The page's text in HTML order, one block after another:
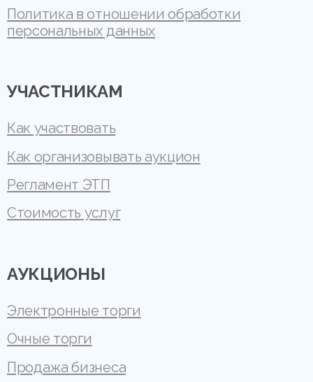
Политика в отношении обработки
персональных данных
УЧАСТНИКАМ
Как участвовать
Как организовывать аукцион
Регламент ЭТП
Стоимость услуг
АУКЦИОНЫ
Электронные торги
Очные торги
Продажа бизнеса